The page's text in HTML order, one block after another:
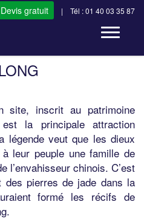
Devis gratuit | Tél : 01 40 03 35 87
Toggle
site, inscrit au patrimoine
est la principale attraction
légende veut que les dieux
leur peuple une famille de
l’envahisseur chinois. C’est
pierres de jade dans la
formé les récifs de